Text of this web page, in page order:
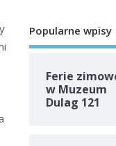
Popularne wpisy
Ferie
w Muzeum
Dulag 121